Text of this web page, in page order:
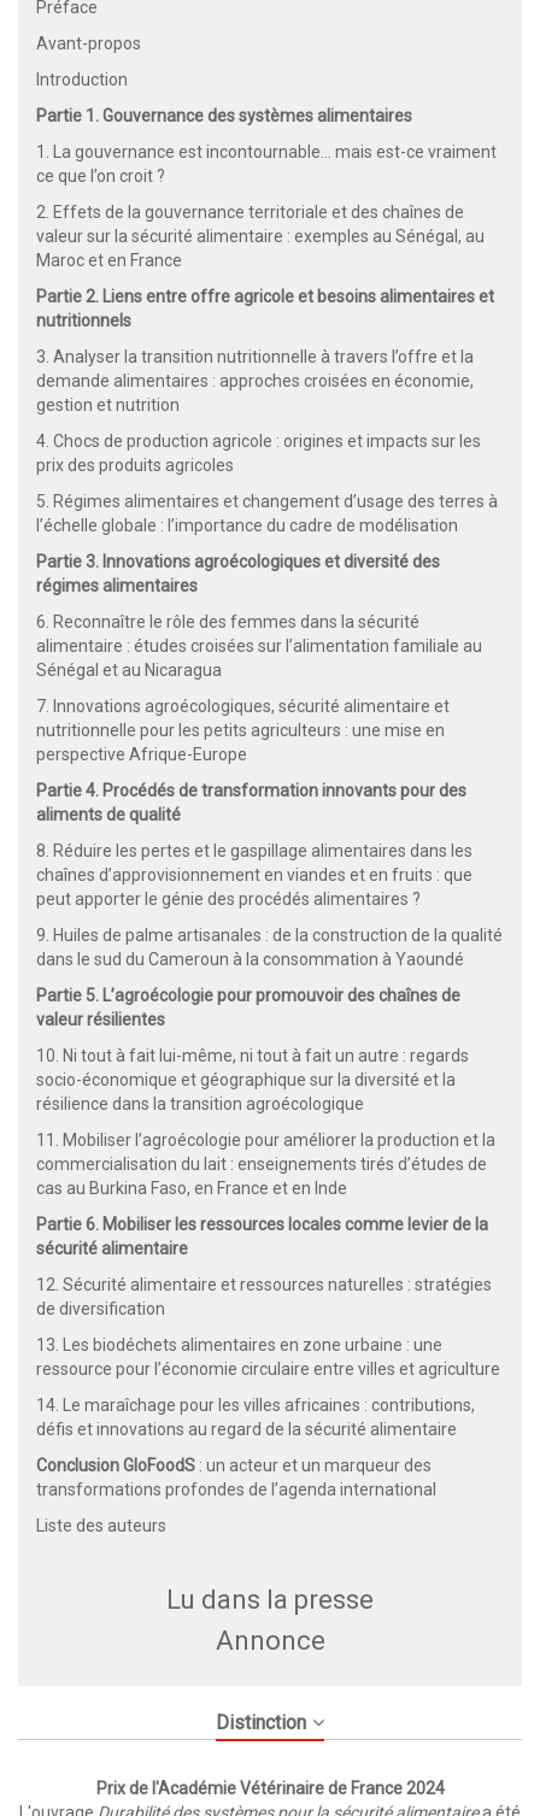
Préface
Avant-propos
Introduction
Partie 1. Gouvernance des systèmes alimentaires
1. La gouvernance est incontournable… mais est-ce vraiment
ce que l’on croit ?
2. Effets de la gouvernance territoriale et des chaînes de
valeur sur la sécurité alimentaire : exemples au Sénégal, au
Maroc et en France
Partie 2. Liens entre offre agricole et besoins alimentaires et
nutritionnels
3. Analyser la transition nutritionnelle à travers l’offre et la
demande alimentaires : approches croisées en économie,
gestion et nutrition
4. Chocs de production agricole : origines et impacts sur les
prix des produits agricoles
5. Régimes alimentaires et changement d’usage des terres à
l’échelle globale : l’importance du cadre de modélisation
Partie 3. Innovations agroécologiques et diversité des
régimes alimentaires
6. Reconnaître le rôle des femmes dans la sécurité
alimentaire : études croisées sur l’alimentation familiale au
Sénégal et au Nicaragua
7. Innovations agroécologiques, sécurité alimentaire et
nutritionnelle pour les petits agriculteurs : une mise en
perspective Afrique-Europe
Partie 4. Procédés de transformation innovants pour des
aliments de qualité
8. Réduire les pertes et le gaspillage alimentaires dans les
chaînes d’approvisionnement en viandes et en fruits : que
peut apporter le génie des procédés alimentaires ?
9. Huiles de palme artisanales : de la construction de la qualité
dans le sud du Cameroun à la consommation à Yaoundé
Partie 5. L’agroécologie pour promouvoir des chaînes de
valeur résilientes
10. Ni tout à fait lui-même, ni tout à fait un autre : regards
socio-économique et géographique sur la diversité et la
résilience dans la transition agroécologique
11. Mobiliser l’agroécologie pour améliorer la production et la
commercialisation du lait : enseignements tirés d’études de
cas au Burkina Faso, en France et en Inde
Partie 6. Mobiliser les ressources locales comme levier de la
sécurité alimentaire
12. Sécurité alimentaire et ressources naturelles : stratégies
de diversification
13. Les biodéchets alimentaires en zone urbaine : une
ressource pour l’économie circulaire entre villes et agriculture
14. Le maraîchage pour les villes africaines : contributions,
défis et innovations au regard de la sécurité alimentaire
Conclusion GloFoodS : un acteur et un marqueur des
transformations profondes de l’agenda international
Liste des auteurs
Lu dans la presse
Annonce
Distinction
Prix de l'Académie Vétérinaire de France 2024